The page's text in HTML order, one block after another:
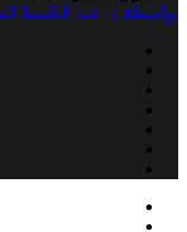
بواسطة د. عبد الباسط
الذهاب
إغلاق